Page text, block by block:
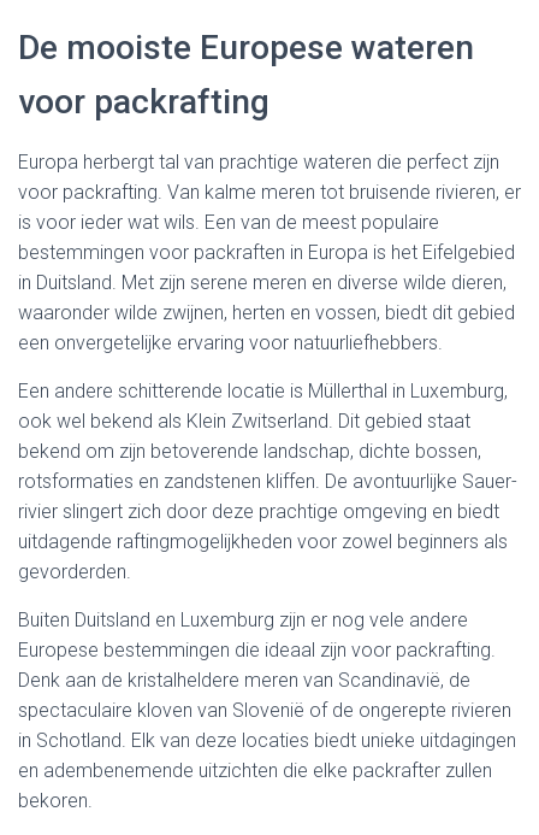
De mooiste Europese wateren
voor packrafting
Europa herbergt tal van prachtige wateren die perfect zijn
voor packrafting. Van kalme meren tot bruisende rivieren, er
is voor ieder wat wils. Een van de meest populaire
bestemmingen voor packraften in Europa is het Eifelgebied
in Duitsland. Met zijn serene meren en diverse wilde dieren,
waaronder wilde zwijnen, herten en vossen, biedt dit gebied
een onvergetelijke ervaring voor natuurliefhebbers.
Een andere schitterende locatie is Müllerthal in Luxemburg,
ook wel bekend als Klein Zwitserland. Dit gebied staat
bekend om zijn betoverende landschap, dichte bossen,
rotsformaties en zandstenen kliffen. De avontuurlijke Sauer-
rivier slingert zich door deze prachtige omgeving en biedt
uitdagende raftingmogelijkheden voor zowel beginners als
gevorderden.
Buiten Duitsland en Luxemburg zijn er nog vele andere
Europese bestemmingen die ideaal zijn voor packrafting.
Denk aan de kristalheldere meren van Scandinavië, de
spectaculaire kloven van Slovenië of de ongerepte rivieren
in Schotland. Elk van deze locaties biedt unieke uitdagingen
en adembenemende uitzichten die elke packrafter zullen
bekoren.